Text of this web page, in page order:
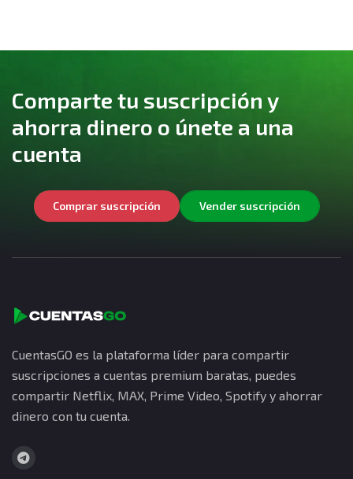
Comparte tu suscripción y
ahorra dinero o únete a una
cuenta
Comprar suscripción Vender suscripción
CuentasGO es la plataforma líder para compartir
suscripciones a cuentas premium baratas, puedes
compartir Netflix, MAX, Prime Video, Spotify y ahorrar
dinero con tu cuenta.